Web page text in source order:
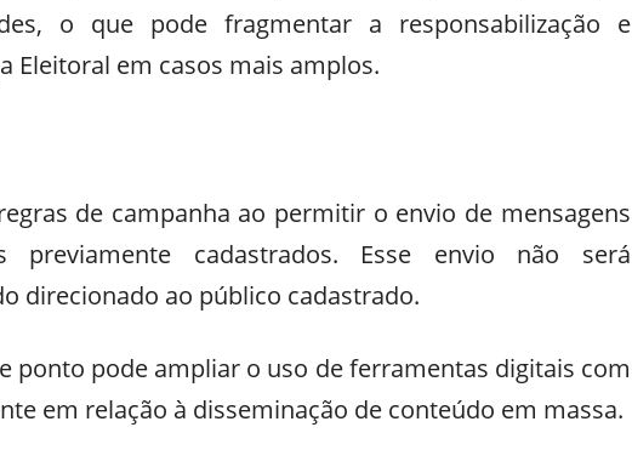
o que pode fragmentar a responsabilização e
Eleitoral em casos mais amplos.
de campanha ao permitir o envio de mensagens
previamente cadastrados. Esse envio não será
direcionado ao público cadastrado.
ponto pode ampliar o uso de ferramentas digitais com
em relação à disseminação de conteúdo em massa.